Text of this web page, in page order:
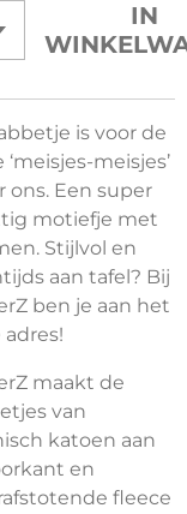
IN
is voor de
meisjes’
ons. Een super
motiefje met
Stijlvol en
aan tafel? Bij
ben je aan het
maakt de
van
katoen aan
en
fleece